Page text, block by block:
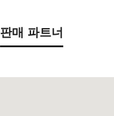
판매 파트너